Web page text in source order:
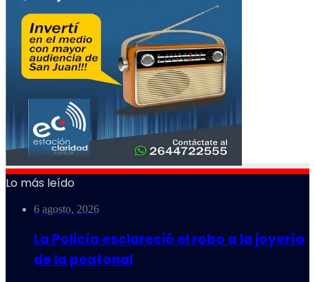
Lo más leído
6 agosto, 2026
La Policía esclareció el robo a la joyería
de la peatonal